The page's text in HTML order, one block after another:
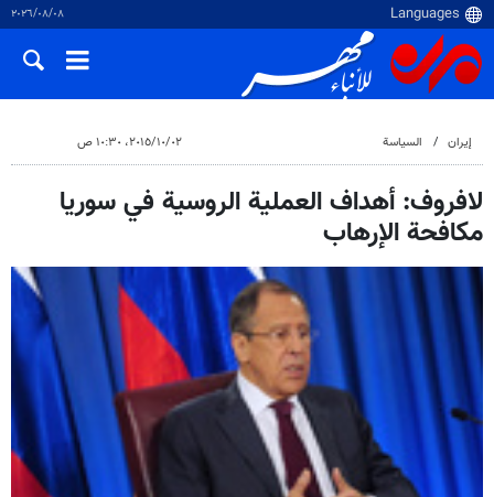
٠٨‏/٠٨‏/٢٠٢٦
إيران السياسة ٠٢‏/١٠‏/٢٠١٥، ١٠:٣٠ ص
لافروف: أهداف العملية الروسية في سوريا
مكافحة الإرهاب